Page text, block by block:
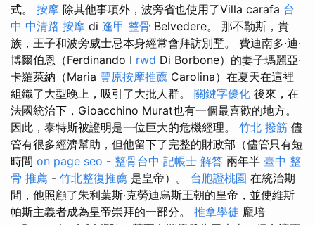
式。 按摩 除其他事項外，波旁省也使用了Villa carafa 台
中 中清路 按摩 di 逢甲 整骨 Belvedere。 那不勒斯，貴
族，王子和波旁威士忌本身經常會拜訪別墅。 費迪南多·迪·
博爾伯恩（Ferdinando I rwd Di Borbone）的妻子瑪麗亞·
卡羅萊納（Maria 豐原按摩推薦 Carolina）在夏天在這裡
組織了大型晚上，吸引了大批人群。 關鍵字優化 後來，在
法國統治下，Gioacchino Murat也有一個最喜歡的地方。
因此，泰特斯被證明是一位巨大的危機經理。 竹北 撥筋 儘
管有很多經濟幫助，但他留下了完整的財政部（儘管只有短
時間 on page seo - 整骨台中 記帳士 解答 兩年半 臺中 整
骨 推薦 - 竹北整復推薦 是皇帝）。 台胞證桃園 在統治期
間，他照顧了朱利葉斯·克勞迪烏斯王朝的皇帝，並使維斯
帕斯主義者成為皇帝崇拜的一部分。 推拿學徒 龐培